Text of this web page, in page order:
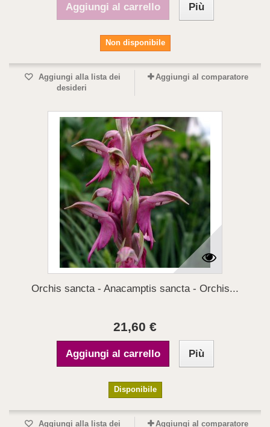
Aggiungi al carrello Più
Non disponibile
Aggiungi alla lista dei
desideri
Aggiungi al comparatore
Orchis sancta - Anacamptis sancta - Orchis...
21,60 €
Aggiungi al carrello Più
Disponibile
Aggiungi alla lista dei
Aggiungi al comparatore